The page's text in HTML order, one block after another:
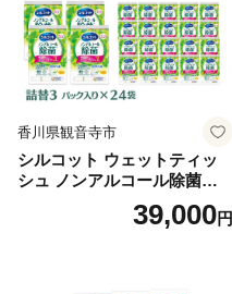
香川県観音寺市
シルコット ウェットティッ
シュ ノンアルコール除菌詰
替（43枚×3P）×24袋 日用品
おもちゃ 拭き取り 手拭き 外
39,000円